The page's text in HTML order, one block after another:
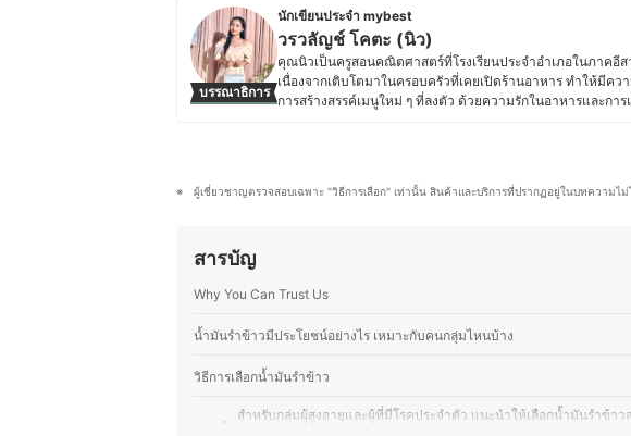
ให้เข้าใจได้ง่าย จึงรับงานเป็นวิทยากรให้ความรู้ให้กับหน่วยงา
เรื่องราวเกี่ยวกับโภชนาการที่ถูกต้องในรูปแบบอื่น ๆ ด้วย เช่น ก
ใกล้ตัวมาก หากทุกคนมีความรู้ความเข้าใจที่ถูกต้องแล้วจะสาม
ประวัติของ รัชรี แสงบุดดี (ว่าน)
บรรณาธิการ
นักเขียนประจำ mybest
วรวลัญช์ โคตะ (นิว)
คุณนิวเป็นครูสอนคณิตศาสตร์ที่โรงเรียนประจำอำเภอในภาคอี
เนื่องจากเติบโตมาในครอบครัวที่เคยเปิดร้านอาหาร ทำให้มีค
การสร้างสรรค์เมนูใหม่ ๆ ที่ลงตัว ด้วยความรักในอาหารและก
ประวัติของ วรวลัญช์ โคตะ (นิว)
ผู้เชี่ยวชาญตรวจสอบเฉพาะ "วิธีการเลือก" เท่านั้น สินค้าและบริการที่ปรากฏอยู่ในบทความไ
สารบัญ
Why You Can Trust Us
น้ำมันรำข้าวมีประโยชน์อย่างไร เหมาะกับคนกลุ่มไหนบ้าง
วิธีการเลือกน้ำมันรำข้าว
1
สำหรับกลุ่มผู้สูงอายุและผู้ที่มีโรคประจำตัว แนะนำให้เลือกน้ำมันรำข้า